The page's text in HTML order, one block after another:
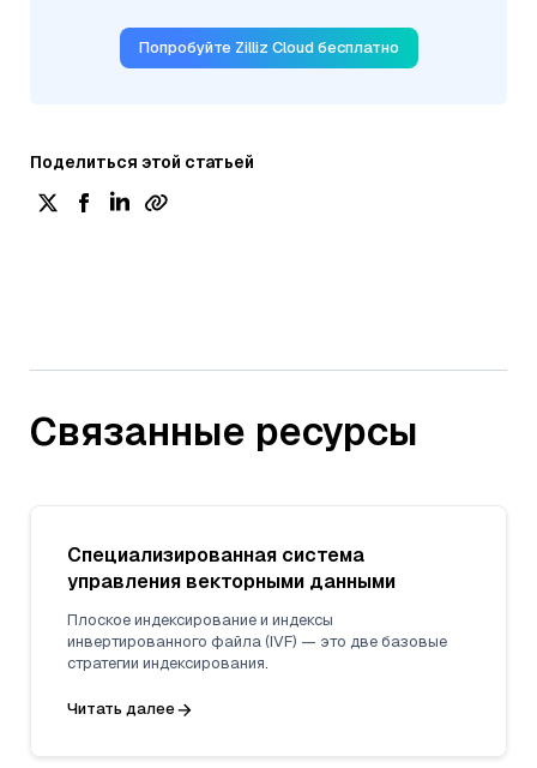
Попробуйте Zilliz Cloud бесплатно
Поделиться этой статьей
Связанные ресурсы
Специализированная система
управления векторными данными
Плоское индексирование и индексы
инвертированного файла (IVF) — это две базовые
стратегии индексирования.
Читать далее